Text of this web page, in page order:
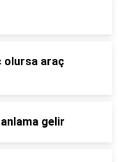
olursa araç
gelir